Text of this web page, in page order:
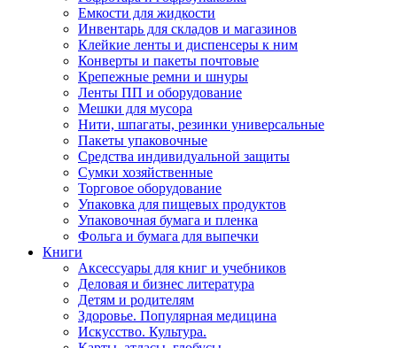
Емкости для жидкости
Инвентарь для складов и магазинов
Клейкие ленты и диспенсеры к ним
Конверты и пакеты почтовые
Крепежные ремни и шнуры
Ленты ПП и оборудование
Мешки для мусора
Нити, шпагаты, резинки универсальные
Пакеты упаковочные
Средства индивидуальной защиты
Сумки хозяйственные
Торговое оборудование
Упаковка для пищевых продуктов
Упаковочная бумага и пленка
Фольга и бумага для выпечки
Книги
Аксессуары для книг и учебников
Деловая и бизнес литература
Детям и родителям
Здоровье. Популярная медицина
Искусство. Культура.